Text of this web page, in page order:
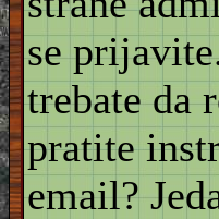
se
trebate da
pratite
email?